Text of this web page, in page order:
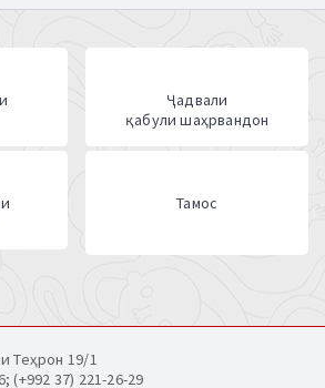
Ҷадвали
қабули шаҳрвандон
Тамос
Теҳрон 19/1
(+992 37) 221-26-29